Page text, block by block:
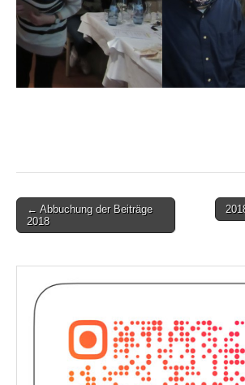
Post
navigation
← Abbuchung der Beiträge
2018